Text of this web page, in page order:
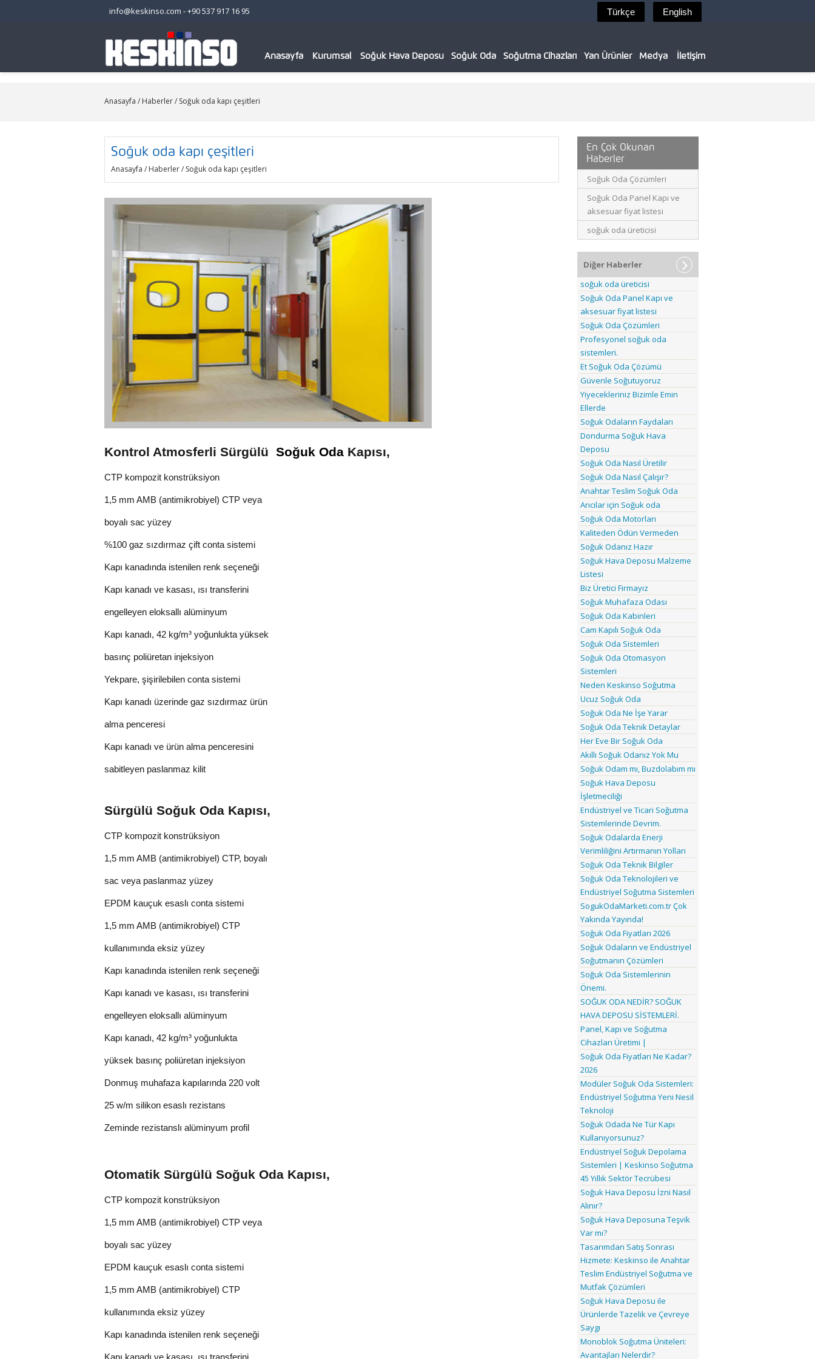
info@keskinso.com -+90 537 917 16 95
Anasayfa Kurumsal Soğuk Hava Deposu Soğuk Oda Soğutma Cihazları Yan Ürünler Medya İletişim
Anasayfa / Haberler/ Soğuk oda kapı çeşitleri
Soğuk oda kapı çeşitleri
Anasayfa / Haberler/ Soğuk oda kapı çeşitleri
Kontrol Atmosferli Sürgülü Soğuk Oda Kapısı,
CTP kompozit konstrüksiyon
1,5 mm AMB (antimikrobiyel) CTP veya
boyalı sac yüzey
%100 gaz sızdırmaz çift conta sistemi
Kapı kanadında istenilen renk seçeneği
Kapı kanadı ve kasası, ısı transferini
engelleyen eloksallı alüminyum
Kapı kanadı, 42 kg/m³ yoğunlukta yüksek
basınç poliüretan injeksiyon
Yekpare, şişirilebilen conta sistemi
Kapı kanadı üzerinde gaz sızdırmaz ürün
alma penceresi
Kapı kanadı ve ürün alma penceresini
sabitleyen paslanmaz kilit
Sürgülü Soğuk Oda Kapısı,
CTP kompozit konstrüksiyon
1,5 mm AMB (antimikrobiyel) CTP, boyalı
sac veya paslanmaz yüzey
EPDM kauçuk esaslı conta sistemi
1,5 mm AMB (antimikrobiyel) CTP
kullanımında eksiz yüzey
Kapı kanadında istenilen renk seçeneği
Kapı kanadı ve kasası, ısı transferini
engelleyen eloksallı alüminyum
Kapı kanadı, 42 kg/m³ yoğunlukta
yüksek basınç poliüretan injeksiyon
Donmuş muhafaza kapılarında 220 volt
25 w/m silikon esaslı rezistans
Zeminde rezistanslı alüminyum profil
Otomatik Sürgülü Soğuk Oda Kapısı,
CTP kompozit konstrüksiyon
1,5 mm AMB (antimikrobiyel) CTP veya
boyalı sac yüzey
EPDM kauçuk esaslı conta sistemi
1,5 mm AMB (antimikrobiyel) CTP
kullanımında eksiz yüzey
Kapı kanadında istenilen renk seçeneği
Kapı kanadı ve kasası, ısı transferini
En Çok Okunan
Haberler
Soğuk Oda Çözümleri
Soğuk Oda Panel Kapı ve
aksesuar fiyat listesi
soğuk oda üreticisi
Diğer Haberler
soğuk oda üreticisi
Soğuk Oda Panel Kapı ve
aksesuar fiyat listesi
Soğuk Oda Çözümleri
Profesyonel soğuk oda
sistemleri.
Et Soğuk Oda Çözümü
Güvenle Soğutuyoruz
Yiyecekleriniz Bizimle Emin
Ellerde
Soğuk Odaların Faydaları
Dondurma Soğuk Hava
Deposu
Soğuk Oda Nasıl Üretilir
Soğuk Oda Nasıl Çalışır?
Anahtar Teslim Soğuk Oda
Arıcılar için Soğuk oda
Soğuk Oda Motorları
Kaliteden Ödün Vermeden
Soğuk Odanız Hazır
Soğuk Hava Deposu Malzeme
Listesi
Biz Üretici Firmayız
Soğuk Muhafaza Odası
Soğuk Oda Kabinleri
Cam Kapılı Soğuk Oda
Soğuk Oda Sistemleri
Soğuk Oda Otomasyon
Sistemleri
Neden Keskinso Soğutma
Ucuz Soğuk Oda
Soğuk Oda Ne İşe Yarar
Soğuk Oda Teknik Detaylar
Her Eve Bir Soğuk Oda
Akıllı Soğuk Odanız Yok Mu
Soğuk Odam mı, Buzdolabım mı
Soğuk Hava Deposu
İşletmeciliği
Endüstriyel ve Ticari Soğutma
Sistemlerinde Devrim.
Soğuk Odalarda Enerji
Verimliliğini Artırmanın Yolları
Soğuk Oda Teknik Bilgiler
Soğuk Oda Teknolojileri ve
Endüstriyel Soğutma Sistemleri
SogukOdaMarketi.com.tr Çok
Yakında Yayında!
Soğuk Oda Fiyatları 2026
Soğuk Odaların ve Endüstriyel
Soğutmanın Çözümleri
Soğuk Oda Sistemlerinin
Önemi.
SOĞUK ODA NEDİR? SOĞUK
HAVA DEPOSU SİSTEMLERİ.
Panel, Kapı ve Soğutma
Cihazları Üretimi |
Soğuk Oda Fiyatları Ne Kadar?
2026
Modüler Soğuk Oda Sistemleri:
Endüstriyel Soğutma Yeni Nesil
Teknoloji
Soğuk Odada Ne Tür Kapı
Kullanıyorsunuz?
Endüstriyel Soğuk Depolama
Sistemleri | Keskinso Soğutma
45 Yıllık Sektör Tecrübesi
Soğuk Hava Deposu İzni Nasıl
Alınır?
Soğuk Hava Deposuna Teşvik
Var mı?
Tasarımdan Satış Sonrası
Hizmete: Keskinso ile Anahtar
Teslim Endüstriyel Soğutma ve
Mutfak Çözümleri
Soğuk Hava Deposu ile
Ürünlerde Tazelik ve Çevreye
Saygı
Monoblok Soğutma Üniteleri:
Avantajları Nelerdir?